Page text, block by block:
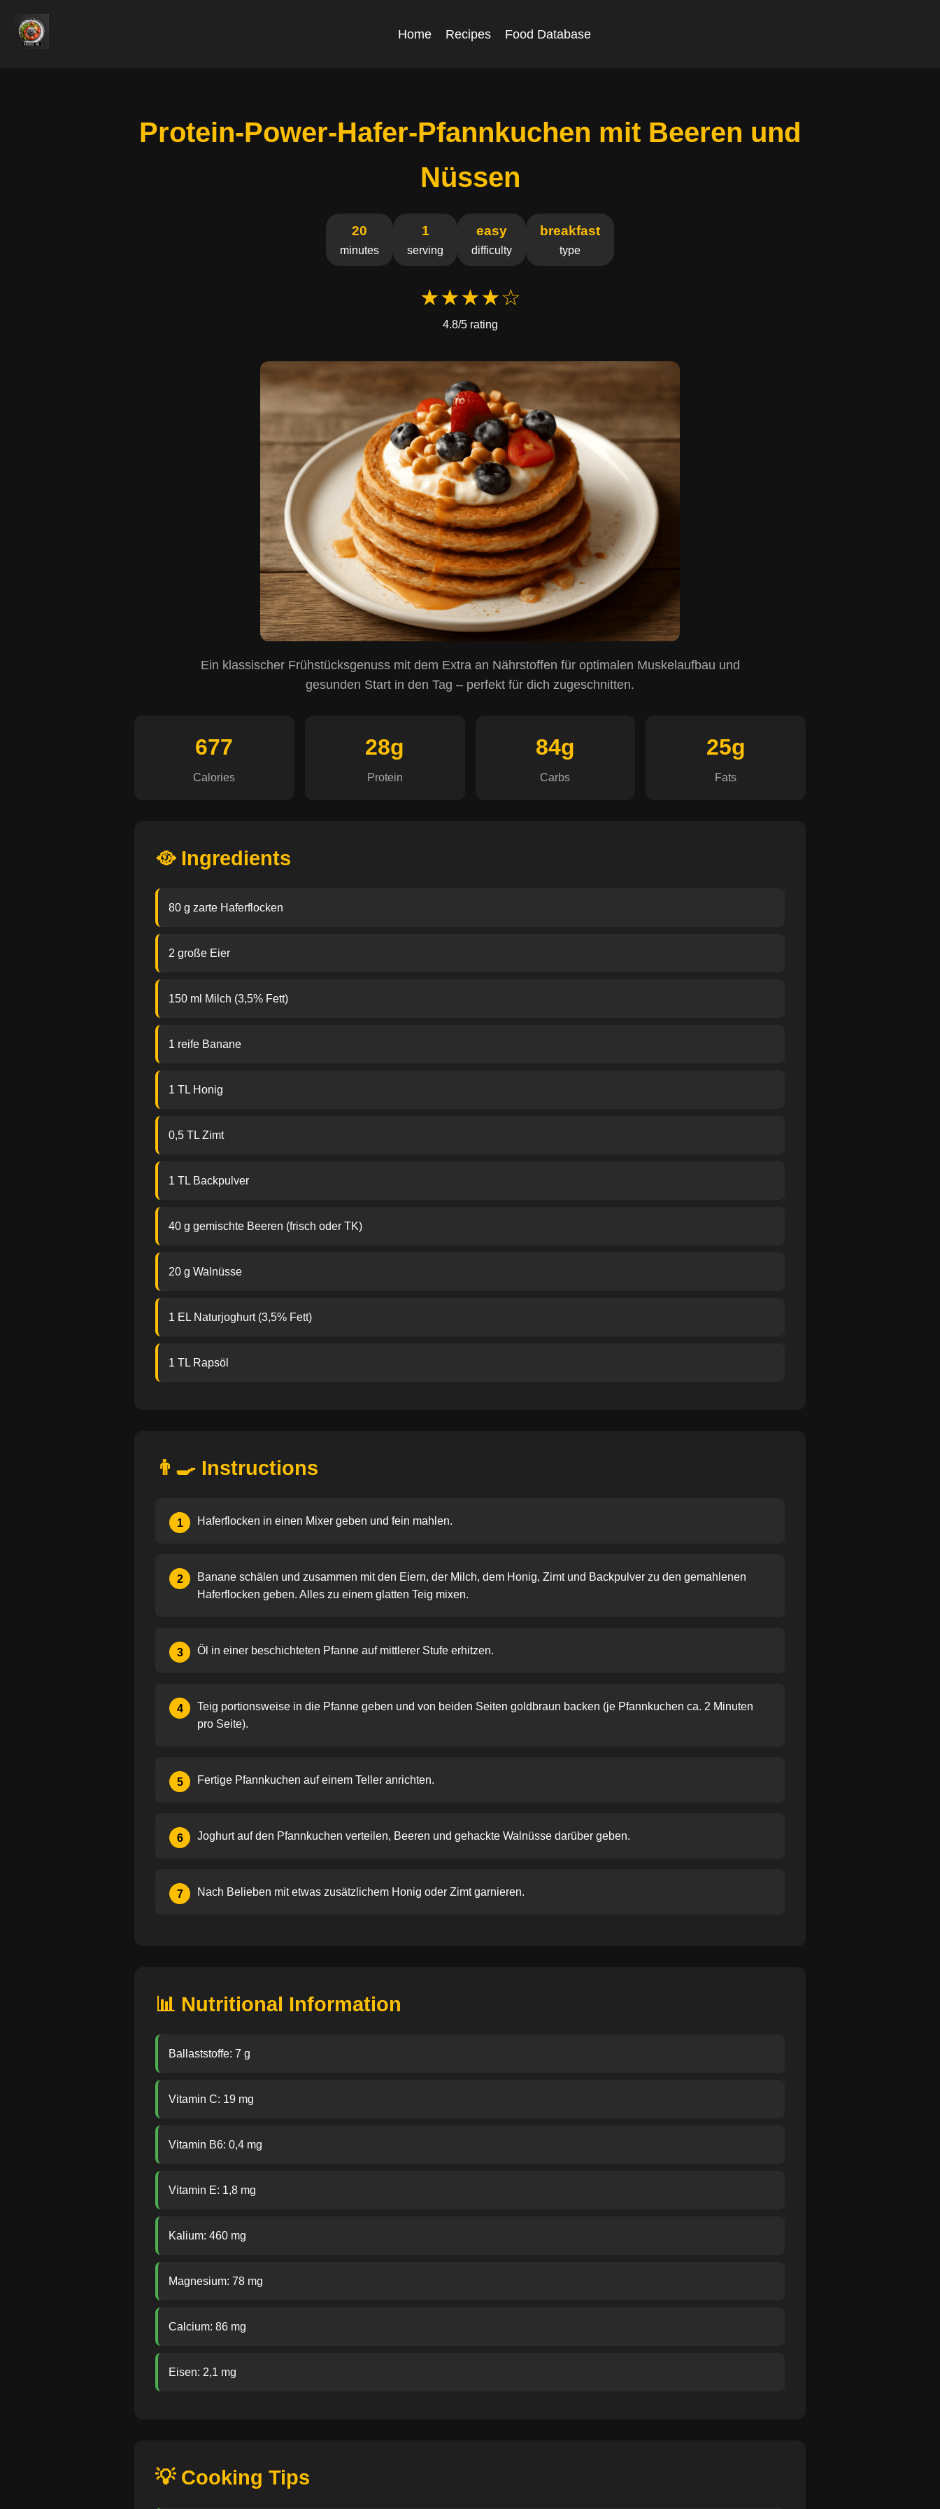
Home Recipes Food Database
Protein-Power-Hafer-Pfannkuchen mit Beeren und
Nüssen
20
minutes
1
serving
easy
difficulty
breakfast
type
★★★★☆
4.8/5 rating
Ein klassischer Frühstücksgenuss mit dem Extra an Nährstoffen für optimalen Muskelaufbau und
gesunden Start in den Tag – perfekt für dich zugeschnitten.
677
Calories
28g
Protein
84g
Carbs
25g
Fats
🥘 Ingredients
80 g zarte Haferflocken
2 große Eier
150 ml Milch (3,5% Fett)
1 reife Banane
1 TL Honig
0,5 TL Zimt
1 TL Backpulver
40 g gemischte Beeren (frisch oder TK)
20 g Walnüsse
1 EL Naturjoghurt (3,5% Fett)
1 TL Rapsöl
👨‍🍳 Instructions
1 Haferflocken in einen Mixer geben und fein mahlen.
2
Banane schälen und zusammen mit den Eiern, der Milch, dem Honig, Zimt und Backpulver zu den gemahlenen
Haferflocken geben. Alles zu einem glatten Teig mixen.
3 Öl in einer beschichteten Pfanne auf mittlerer Stufe erhitzen.
4
Teig portionsweise in die Pfanne geben und von beiden Seiten goldbraun backen (je Pfannkuchen ca. 2 Minuten
pro Seite).
5 Fertige Pfannkuchen auf einem Teller anrichten.
6 Joghurt auf den Pfannkuchen verteilen, Beeren und gehackte Walnüsse darüber geben.
7 Nach Belieben mit etwas zusätzlichem Honig oder Zimt garnieren.
📊 Nutritional Information
Ballaststoffe: 7 g
Vitamin C: 19 mg
Vitamin B6: 0,4 mg
Vitamin E: 1,8 mg
Kalium: 460 mg
Magnesium: 78 mg
Calcium: 86 mg
Eisen: 2,1 mg
💡 Cooking Tips